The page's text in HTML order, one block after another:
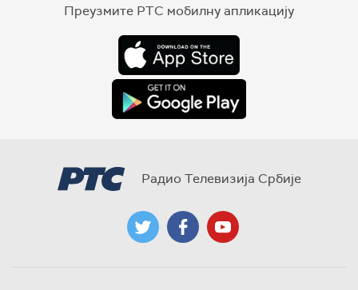
Преузмите РТС мобилну апликацију
Радио Телевизија Србије